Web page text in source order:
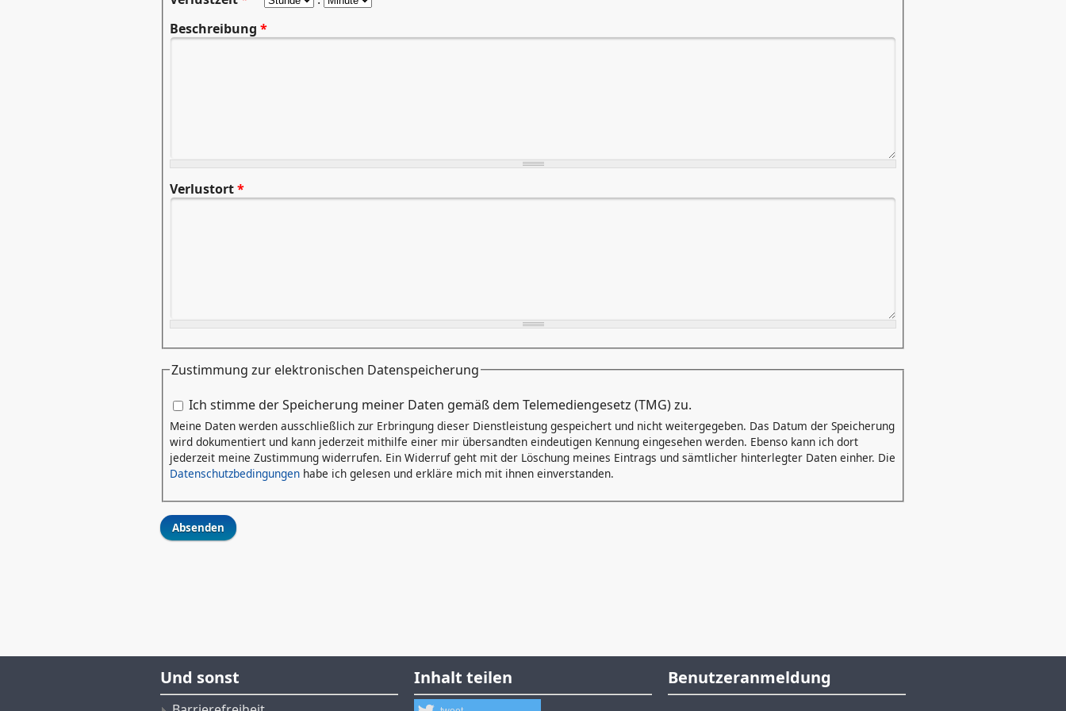
Beschreibung *
Verlustort*
Zustimmung zur elektronischen Datenspeicherung
Zustimmung zur elektronischen Datenspeicherung*
Ich stimme der Speicherung meiner Daten gemäß dem Telemediengesetz (TMG) zu.
Meine Daten werden ausschließlich zur Erbringung dieser Dienstleistung gespeichert und nicht weitergegeben. Das Datum der Speicherung
wird dokumentiert und kann jederzeit mithilfe einer mir übersandten eindeutigen Kennung eingesehen werden. Ebenso kann ich dort
jederzeit meine Zustimmung widerrufen. Ein Widerruf geht mit der Löschung meines Eintrags und sämtlicher hinterlegter Daten einher. Die
Datenschutzbedingungen habe ich gelesen und erkläre mich mit ihnen einverstanden.
Und sonst Inhalt teilen Benutzeranmeldung